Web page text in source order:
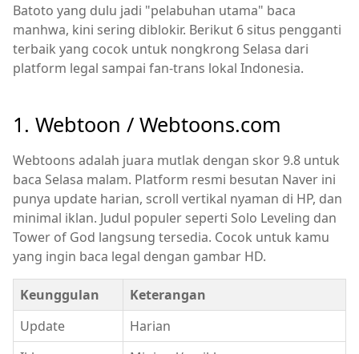
Batoto yang dulu jadi "pelabuhan utama" baca
manhwa, kini sering diblokir. Berikut 6 situs pengganti
terbaik yang cocok untuk nongkrong Selasa dari
platform legal sampai fan-trans lokal Indonesia.
1. Webtoon / Webtoons.com
Webtoons adalah juara mutlak dengan skor 9.8 untuk
baca Selasa malam. Platform resmi besutan Naver ini
punya update harian, scroll vertikal nyaman di HP, dan
minimal iklan. Judul populer seperti Solo Leveling dan
Tower of God langsung tersedia. Cocok untuk kamu
yang ingin baca legal dengan gambar HD.
Keunggulan
Keterangan
Update
Harian